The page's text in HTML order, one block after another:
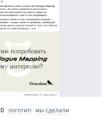
логотип мы сделали